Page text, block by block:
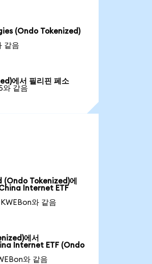
(Ondo Tokenized)
같음
에서 필리핀 페소
와 같음
Tokenized)에
Internet ETF
와 같음
에서
Internet ETF (Ondo
와 같음